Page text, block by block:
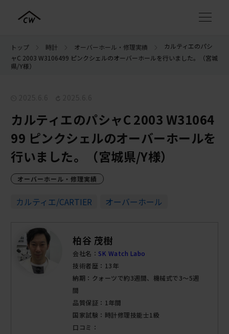
トップ 時計 オーバーホール・修理実績
カルティエのパシ
ャC 2003 W3106499 ピンクシェルのオーバーホールを行いました。（宮城
県/Y様）
カルティエのパシャC 2003 W31064
99 ピンクシェルのオーバーホールを
行いました。（宮城県/Y様）
オーバーホール・修理実績
カルティエ/CARTIER オーバーホール
柏谷 茂樹
会社名：SK Watch Labo
技術者歴：13年
納期：クォーツで約3週間、機械式で3～5週
間
品質保証：1年間
国家試験：時計修理技能士1級
口コミ：